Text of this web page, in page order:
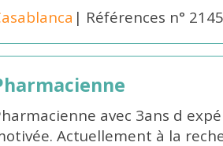
| Références n°
avec 3ans d
Actuellement à la